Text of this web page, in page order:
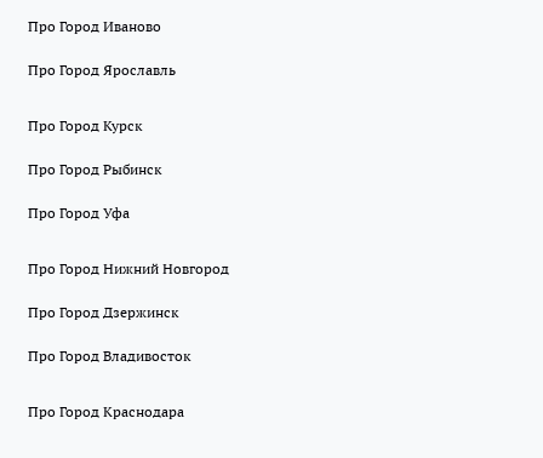
Про Город Иваново
Про Город Ярославль
Про Город Курск
Про Город Рыбинск
Про Город Уфа
Про Город Нижний Новгород
Про Город Дзержинск
Про Город Владивосток
Про Город Краснодара